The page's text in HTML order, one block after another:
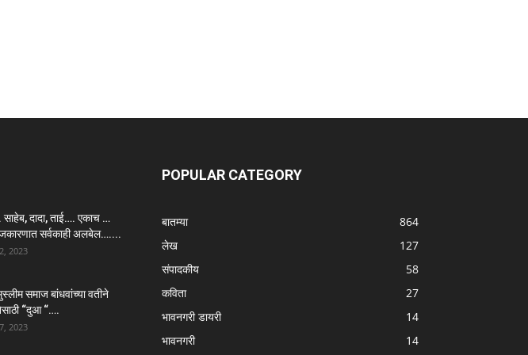
दादा, ताई…. एकाच …
सर्वकाही अलबेल…....
2023
समाज बांधवांच्या वतीने
“दुआ “….
2023
POPULAR CATEGORY
बातम्या
864
लेख
127
संपादकीय
58
कविता
27
भावनगरी डायरी
14
भावनगरी
14